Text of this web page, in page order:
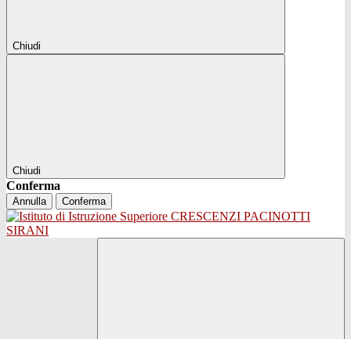
Chiudi
Chiudi
Conferma
Annulla Conferma